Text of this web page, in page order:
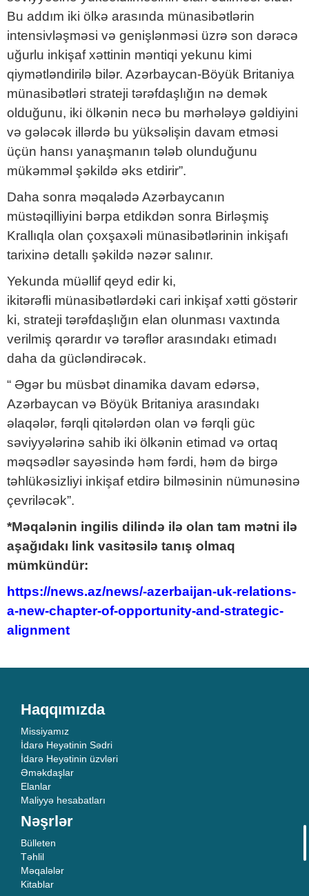
Bu addım iki ölkə arasında münasibətlərin
intensivləşməsi və genişlənməsi üzrə son dərəcə
uğurlu inkişaf xəttinin məntiqi yekunu kimi
qiymətləndirilə bilər. Azərbaycan-Böyük Britaniya
münasibətləri strateji tərəfdaşlığın nə demək
olduğunu, iki ölkənin necə bu mərhələyə gəldiyini
və gələcək illərdə bu yüksəlişin davam etməsi
üçün hansı yanaşmanın tələb olunduğunu
mükəmməl şəkildə əks etdirir”.
Daha sonra məqalədə Azərbaycanın
müstəqilliyini bərpa etdikdən sonra Birləşmiş
Krallıqla olan çoxşaxəli münasibətlərinin inkişafı
tarixinə detallı şəkildə nəzər salınır.
Yekunda müəllif qeyd edir ki,
ikitərəfli münasibətlərdəki cari inkişaf xətti göstərir
ki, strateji tərəfdaşlığın elan olunması vaxtında
verilmiş qərardır və tərəflər arasındakı etimadı
daha da gücləndirəcək.
“ Əgər bu müsbət dinamika davam edərsə,
Azərbaycan və Böyük Britaniya arasındakı
əlaqələr, fərqli qitələrdən olan və fərqli güc
səviyyələrinə sahib iki ölkənin etimad və ortaq
məqsədlər sayəsində həm fərdi, həm də birgə
təhlükəsizliyi inkişaf etdirə bilməsinin nümunəsinə
çevriləcək”.
*Məqalənin ingilis dilində ilə olan tam mətni ilə
aşağıdakı link vasitəsilə tanış olmaq
mümkündür:
https://news.az/news/-azerbaijan-uk-relations-
a-new-chapter-of-opportunity-and-strategic-
alignment
Haqqımızda
Missiyamız
İdarə Heyətinin Sədri
İdarə Heyətinin üzvləri
Əməkdaşlar
Elanlar
Maliyyə hesabatları
Nəşrlər
Bülleten
Təhlil
Məqalələr
Kitablar